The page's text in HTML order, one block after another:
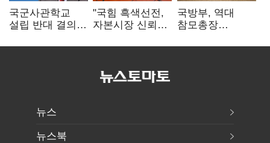
국군사관학교
설립 반대 결의안
"정치적 목적
"국힘 흑색선전,
자본시장 신뢰
경질하라"
국방부, 역대
참모총장
재검토 요구에
뉴스
뉴스북